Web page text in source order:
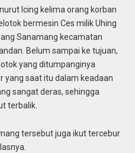
Icing kelima orang korban
bermesin Ces milik Uhing
Sanamang kecamatan
Belum sampai ke tujuan,
yang ditumpanginya
yang saat itu dalam keadaan
sangat deras, sehingga
terbalik.
tersebut juga ikut tercebur